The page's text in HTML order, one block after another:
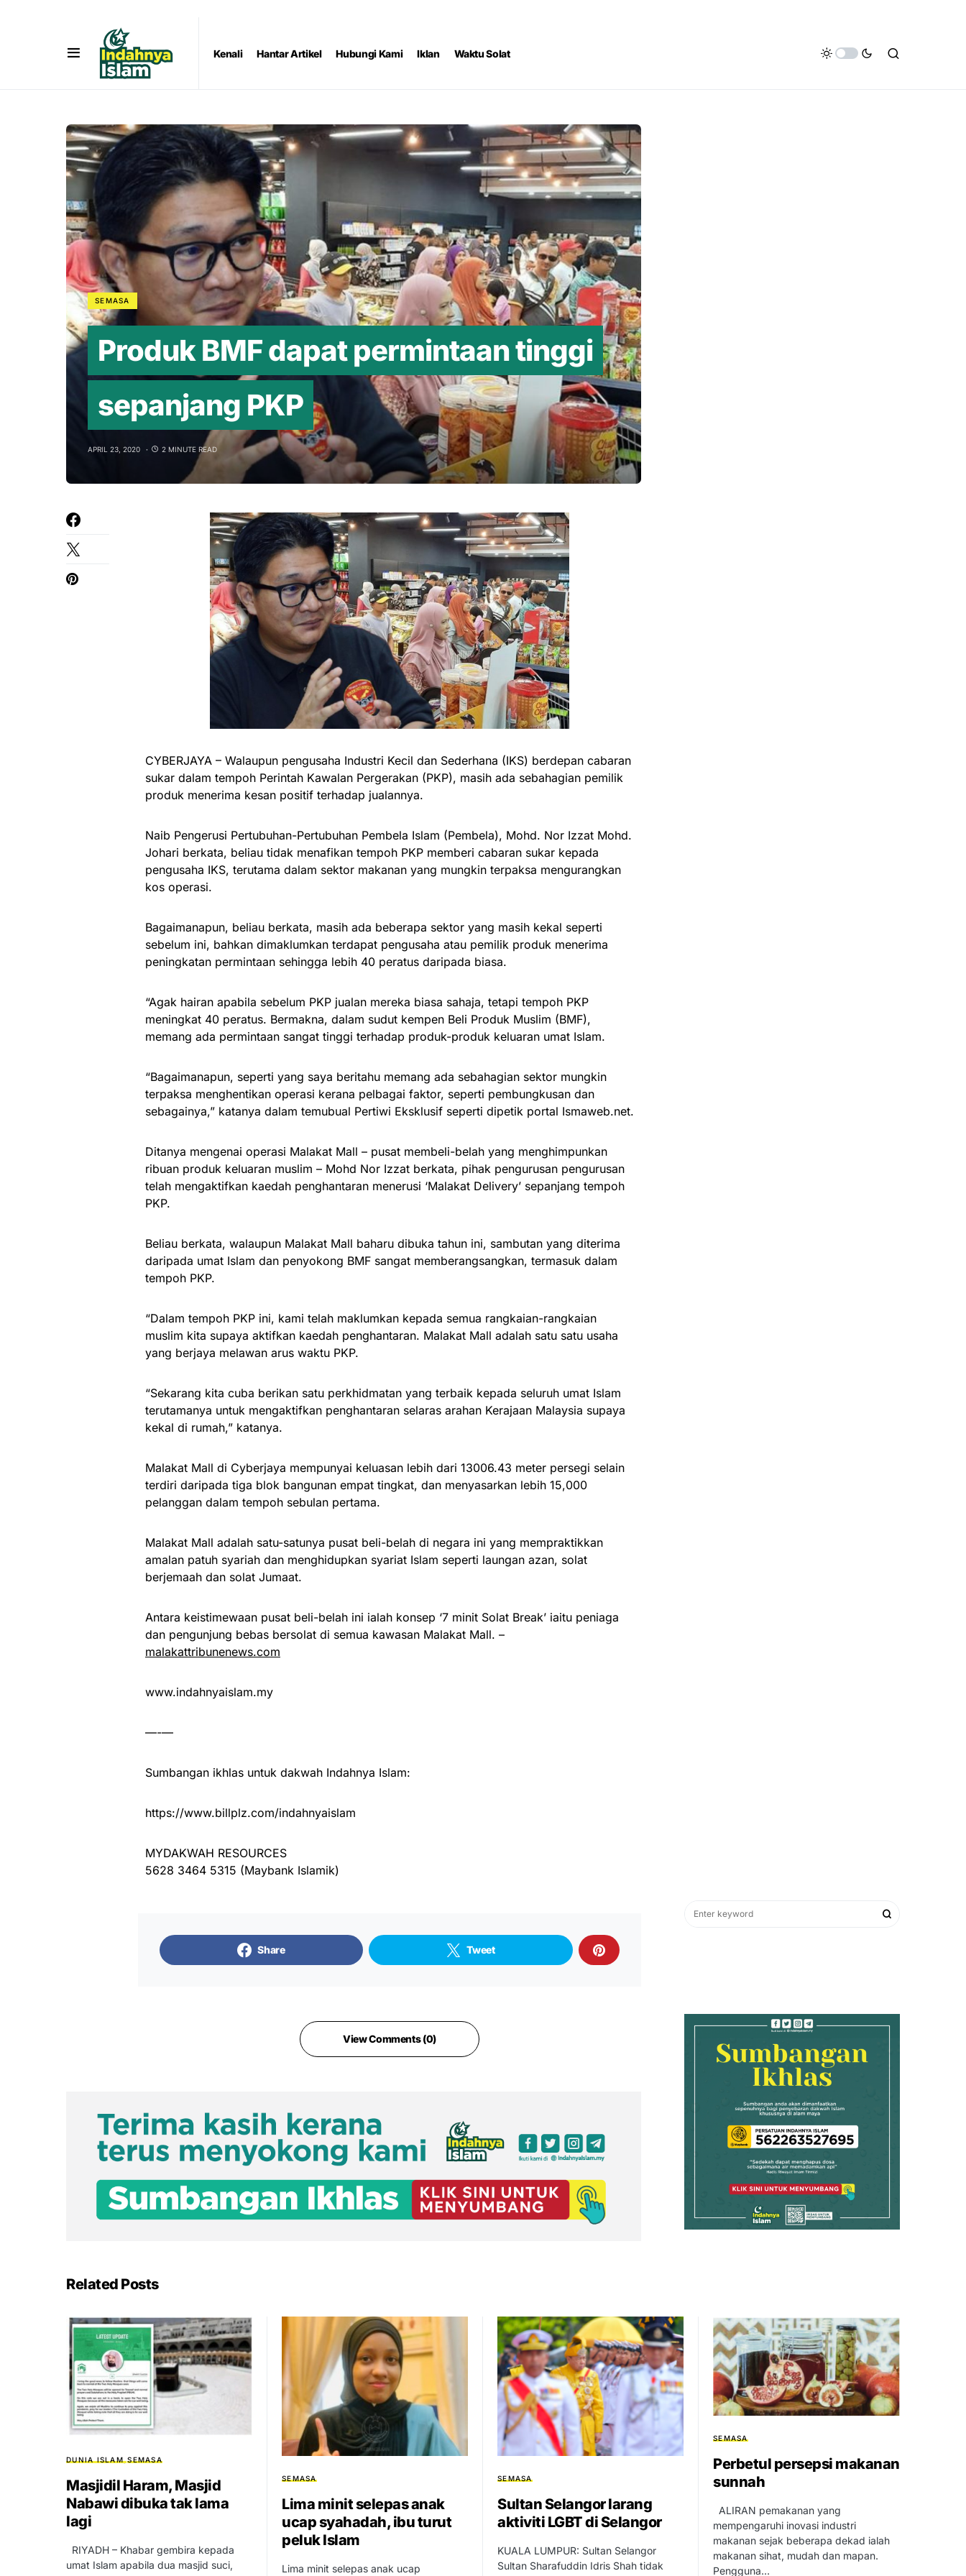
Kenali Hantar Artikel Hubungi Kami Iklan Waktu Solat
SEMASA
Produk BMF dapat permintaan tinggi
sepanjang PKP
APRIL 23, 2020 2 MINUTE READ
CYBERJAYA – Walaupun pengusaha Industri Kecil dan Sederhana (IKS) berdepan cabaran
sukar dalam tempoh Perintah Kawalan Pergerakan (PKP), masih ada sebahagian pemilik
produk menerima kesan positif terhadap jualannya.
Naib Pengerusi Pertubuhan-Pertubuhan Pembela Islam (Pembela), Mohd. Nor Izzat Mohd.
Johari berkata, beliau tidak menafikan tempoh PKP memberi cabaran sukar kepada
pengusaha IKS, terutama dalam sektor makanan yang mungkin terpaksa mengurangkan
kos operasi.
Bagaimanapun, beliau berkata, masih ada beberapa sektor yang masih kekal seperti
sebelum ini, bahkan dimaklumkan terdapat pengusaha atau pemilik produk menerima
peningkatan permintaan sehingga lebih 40 peratus daripada biasa.
“Agak hairan apabila sebelum PKP jualan mereka biasa sahaja, tetapi tempoh PKP
meningkat 40 peratus. Bermakna, dalam sudut kempen Beli Produk Muslim (BMF),
memang ada permintaan sangat tinggi terhadap produk-produk keluaran umat Islam.
“Bagaimanapun, seperti yang saya beritahu memang ada sebahagian sektor mungkin
terpaksa menghentikan operasi kerana pelbagai faktor, seperti pembungkusan dan
sebagainya,” katanya dalam temubual Pertiwi Eksklusif seperti dipetik portal Ismaweb.net.
Ditanya mengenai operasi Malakat Mall – pusat membeli-belah yang menghimpunkan
ribuan produk keluaran muslim – Mohd Nor Izzat berkata, pihak pengurusan pengurusan
telah mengaktifkan kaedah penghantaran menerusi ‘Malakat Delivery’ sepanjang tempoh
PKP.
Beliau berkata, walaupun Malakat Mall baharu dibuka tahun ini, sambutan yang diterima
daripada umat Islam dan penyokong BMF sangat memberangsangkan, termasuk dalam
tempoh PKP.
“Dalam tempoh PKP ini, kami telah maklumkan kepada semua rangkaian-rangkaian
muslim kita supaya aktifkan kaedah penghantaran. Malakat Mall adalah satu satu usaha
yang berjaya melawan arus waktu PKP.
“Sekarang kita cuba berikan satu perkhidmatan yang terbaik kepada seluruh umat Islam
terutamanya untuk mengaktifkan penghantaran selaras arahan Kerajaan Malaysia supaya
kekal di rumah,” katanya.
Malakat Mall di Cyberjaya mempunyai keluasan lebih dari 13006.43 meter persegi selain
terdiri daripada tiga blok bangunan empat tingkat, dan menyasarkan lebih 15,000
pelanggan dalam tempoh sebulan pertama.
Malakat Mall adalah satu-satunya pusat beli-belah di negara ini yang mempraktikkan
amalan patuh syariah dan menghidupkan syariat Islam seperti laungan azan, solat
berjemaah dan solat Jumaat.
Antara keistimewaan pusat beli-belah ini ialah konsep ‘7 minit Solat Break’ iaitu peniaga
dan pengunjung bebas bersolat di semua kawasan Malakat Mall. –
malakattribunenews.com
www.indahnyaislam.my
—-—
Sumbangan ikhlas untuk dakwah Indahnya Islam:
https://www.billplz.com/indahnyaislam
MYDAKWAH RESOURCES
5628 3464 5315 (Maybank Islamik)
Share Tweet
View Comments (0)
Related Posts
DUNIA ISLAM SEMASA
Masjidil Haram, Masjid
Nabawi dibuka tak lama
lagi
RIYADH – Khabar gembira kepada
umat Islam apabila dua masjid suci,
SEMASA
Lima minit selepas anak
ucap syahadah, ibu turut
peluk Islam
Lima minit selepas anak ucap
SEMASA
Sultan Selangor larang
aktiviti LGBT di Selangor
KUALA LUMPUR: Sultan Selangor
Sultan Sharafuddin Idris Shah tidak
SEMASA
Perbetul persepsi makanan
sunnah
ALIRAN pemakanan yang
mempengaruhi inovasi industri
makanan sejak beberapa dekad ialah
makanan sihat, mudah dan mapan.
Pengguna…